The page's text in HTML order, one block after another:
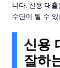
니다. 신용 대
수단이 될 수 있
신용
잘하